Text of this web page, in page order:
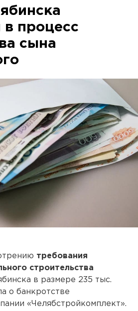
в процесс
сына
требования
строительства
в размере 235 тыс.
о банкротстве
«Челябстройкомплект».